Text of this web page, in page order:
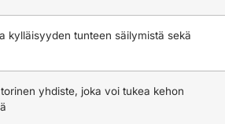
kylläisyyden tunteen säilymistä sekä
yhdiste, joka voi tukea kehon